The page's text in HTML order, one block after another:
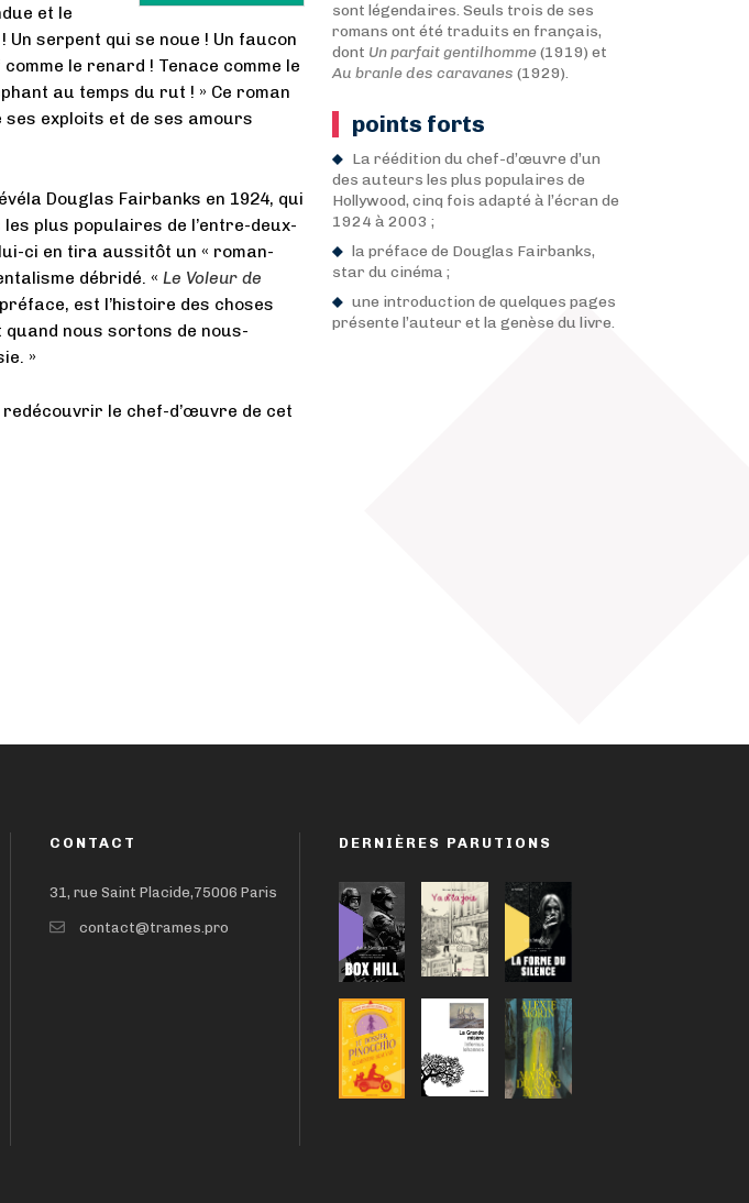
et le
serpent qui se noue ! Un faucon
le renard ! Tenace comme le
au temps du rut ! » Ce roman
exploits et de ses amours
Douglas Fairbanks en 1924, qui
plus populaires de l’entre-deux-
ci en tira aussitôt un « roman-
débridé. « Le Voleur de
est l’histoire des choses
nous sortons de nous-
»
le chef-d’œuvre de cet
sont légendaires. Seuls trois de ses
romans ont été traduits en français,
dont Un parfait gentilhomme(1919) et
Au branle des caravanes (1929).
points forts
La réédition du chef-d’œuvre d’un
des auteurs les plus populaires de
Hollywood, cinq fois adapté à l’écran de
1924 à 2003 ;
la préface de Douglas Fairbanks,
star du cinéma ;
une introduction de quelques pages
présente l’auteur et la genèse du livre.
CONTACT
31, rue Saint Placide,75006 Paris
contact@trames.pro
DERNIÈRES PARUTIONS